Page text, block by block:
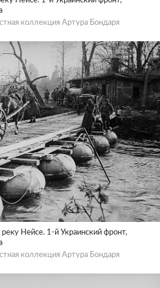
коллекция Артура Бондаря
реку Нейсе. 1-й Украинский фронт,
коллекция Артура Бондаря